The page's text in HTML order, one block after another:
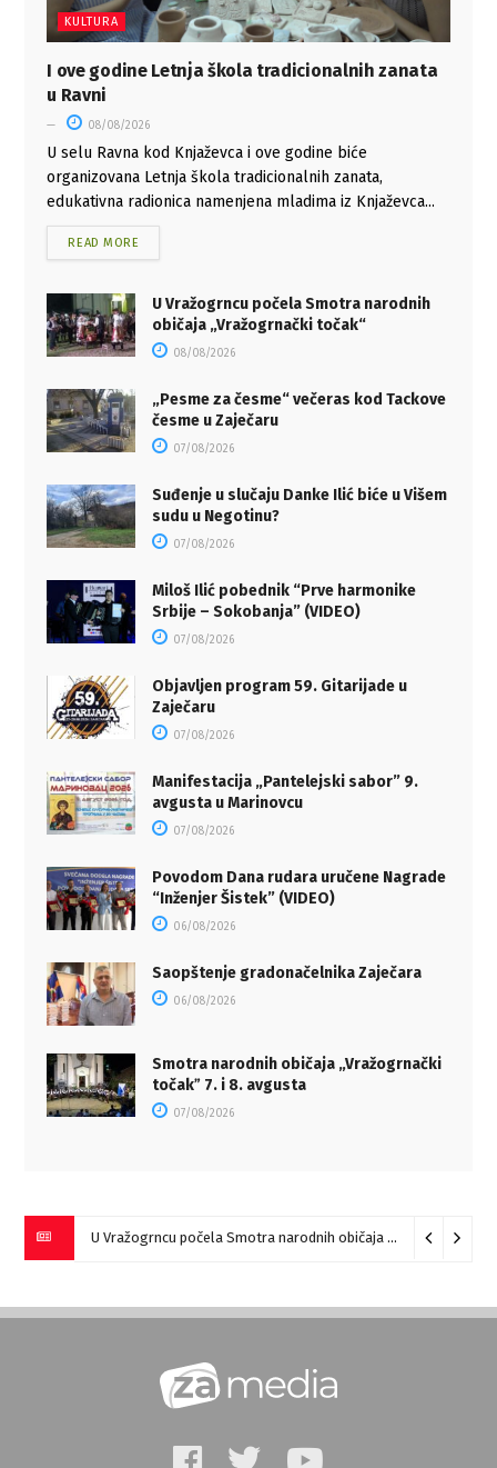
KULTURA
I ove godine Letnja škola tradicionalnih zanata
u Ravni
08/08/2026
U selu Ravna kod Knjaževca i ove godine biće
organizovana Letnja škola tradicionalnih zanata,
edukativna radionica namenjena mladima iz Knjaževca...
READ MORE
U Vražogrncu počela Smotra narodnih
običaja „Vražogrnački točak“
08/08/2026
„Pesme za česme“ večeras kod Tackove
česme u Zaječaru
07/08/2026
Suđenje u slučaju Danke Ilić biće u Višem
sudu u Negotinu?
07/08/2026
Miloš Ilić pobednik “Prve harmonike
Srbije – Sokobanja” (VIDEO)
07/08/2026
Objavljen program 59. Gitarijade u
Zaječaru
07/08/2026
Manifestacija „Pantelejski sabor” 9.
avgusta u Marinovcu
07/08/2026
Povodom Dana rudara uručene Nagrade
“Inženjer Šistek” (VIDEO)
06/08/2026
Saopštenje gradonačelnika Zaječara
06/08/2026
Smotra narodnih običaja „Vražogrnački
točakˮ 7. i 8. avgusta
07/08/2026
U Vražogrncu počela Smotra narodnih običaja „Vražogrnački točak“